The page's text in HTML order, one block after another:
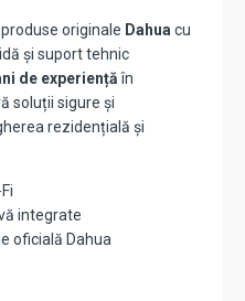
originale Dahuacu
și suport tehnic
de experiențăîn
soluții sigure și
rezidențială și
integrate
oficială Dahua